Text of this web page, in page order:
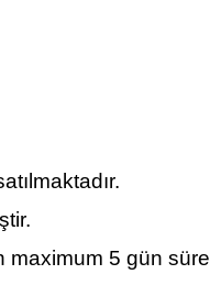
maximum 5 gün süre